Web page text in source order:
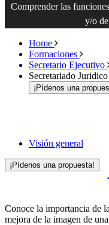
Comprender las
y/o
Home
Formaciones
Secretario Ejecutivo
Secretariado Juridico
¡Pídenos una
Visión general
¡Pídenos una propuesta!
Conoce la importancia de
mejora de la imagen de